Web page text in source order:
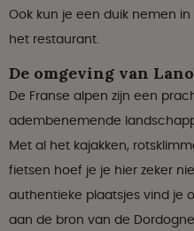
Ook kun je een duik nemen
het restaurant.
De omgeving van
De Franse alpen zijn een
adembenemende
Met al het kajakken,
fietsen hoef je je hier zeker
authentieke plaatsjes vind je
aan de bron van de